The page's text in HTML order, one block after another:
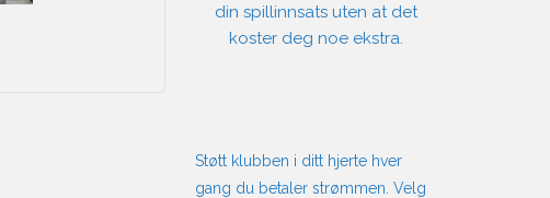
din spillinnsats uten at det
koster deg noe ekstra.
Støtt klubben i ditt hjerte hver
gang du betaler strømmen. Velg